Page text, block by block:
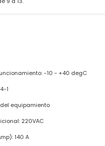
-10 - +40 degC
1
equipamiento
220VAC
140 A